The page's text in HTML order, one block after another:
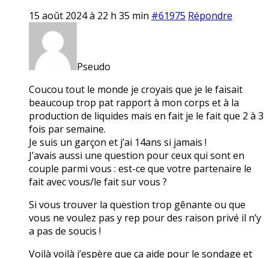
15 août 2024 à 22 h 35 min #61975 Répondre
Pseudo
Coucou tout le monde je croyais que je le faisait
beaucoup trop pat rapport à mon corps et à la
production de liquides mais en fait je le fait que 2 à 3
fois par semaine.
Je suis un garçon et j’ai 14ans si jamais !
J’avais aussi une question pour ceux qui sont en
couple parmi vous : est-ce que votre partenaire le
fait avec vous/le fait sur vous ?
Si vous trouver la question trop gênante ou que
vous ne voulez pas y rep pour des raison privé il n’y
a pas de soucis !
Voilà voilà j’espère que ça aide pour le sondage et